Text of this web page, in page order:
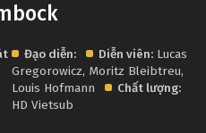
Đạo diễn: Diễn viên: Lucas
Gregorowicz, Moritz Bleibtreu,
Louis Hofmann
Chất lượng:
HD Vietsub